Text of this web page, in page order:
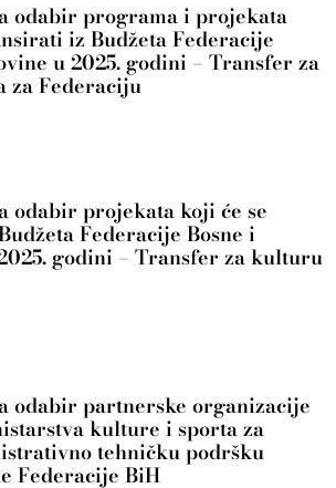
odabir programa i projekata
iz Budžeta Federacije
u 2025. godini – Transfer za
za Federaciju
odabir projekata koji će se
Federacije Bosne i
godini – Transfer za kulturu
odabir partnerske organizacije
kulture i sporta za
tehničku podršku
Federacije BiH